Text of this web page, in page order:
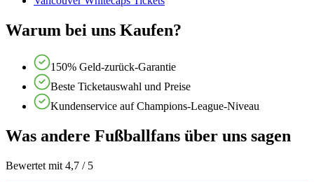
Warum bei uns Kaufen?
150% Geld-zurück-Garantie
Beste Ticketauswahl und Preise
Kundenservice auf Champions-League-Niveau
Was andere Fußballfans über uns sagen
Bewertet mit 4,7 / 5